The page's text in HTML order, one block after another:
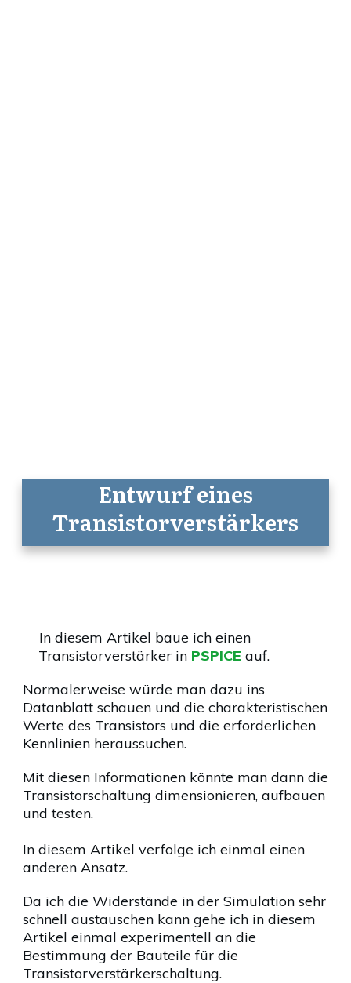
Entwurf eines
Transistorverstärkers
In diesem Artikel baue ich einen
Transistorverstärker in PSPICE auf.
Normalerweise würde man dazu ins
Datanblatt schauen und die charakteristischen
Werte des Transistors und die erforderlichen
Kennlinien heraussuchen.
Mit diesen Informationen könnte man dann die
Transistorschaltung dimensionieren, aufbauen
und testen.
In diesem Artikel verfolge ich einmal einen
anderen Ansatz.
Da ich die Widerstände in der Simulation sehr
schnell austauschen kann gehe ich in diesem
Artikel einmal experimentell an die
Bestimmung der Bauteile für die
Transistorverstärkerschaltung.